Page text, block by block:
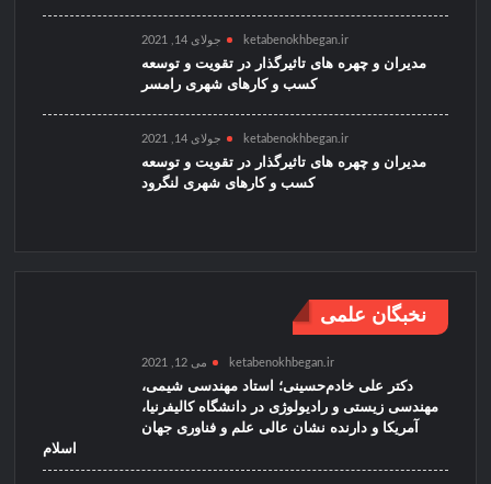
ketabenokhbegan.ir جولای 14, 2021
مدیران و چهره های تاثیرگذار در تقویت و توسعه
کسب و کارهای شهری رامسر
ketabenokhbegan.ir جولای 14, 2021
مدیران و چهره های تاثیرگذار در تقویت و توسعه
کسب و کارهای شهری لنگرود
نخبگان علمی
ketabenokhbegan.ir می 12, 2021
دکتر علی خادم‌حسینی؛ استاد مهندسی شیمی،
مهندسی زیستی و رادیولوژی در دانشگاه کالیفرنیا،
آمریکا و دارنده نشان عالی علم و فناوری جهان
اسلام